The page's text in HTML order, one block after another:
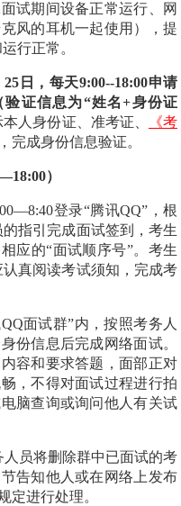
试期间设备正常运行、网
风的耳机一起使用），提
行正常。
25 日 ， 每天9:00--18:00申请
验证信息为“姓名+身份证
人身份证、准考证、
《考
，完成身份信息验证。
18:00）
—8:40登录“腾讯QQ”，根
指引完成面试签到，考生
应的“面试顺序号”。考生
真阅读考试须知，完成考
QQ面试群”内，按照考务人
份信息后完成网络面试。
容和要求答题，面部正对
，不得对面试过程进行拍
脑查询或询问他人有关试
员将删除群中已面试的考
告知他人或在网络上发布
定进行处理。